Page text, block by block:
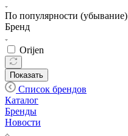
По популярности (убывание)
Бренд
Orijen
Показать
Список брендов
Каталог
Бренды
Новости